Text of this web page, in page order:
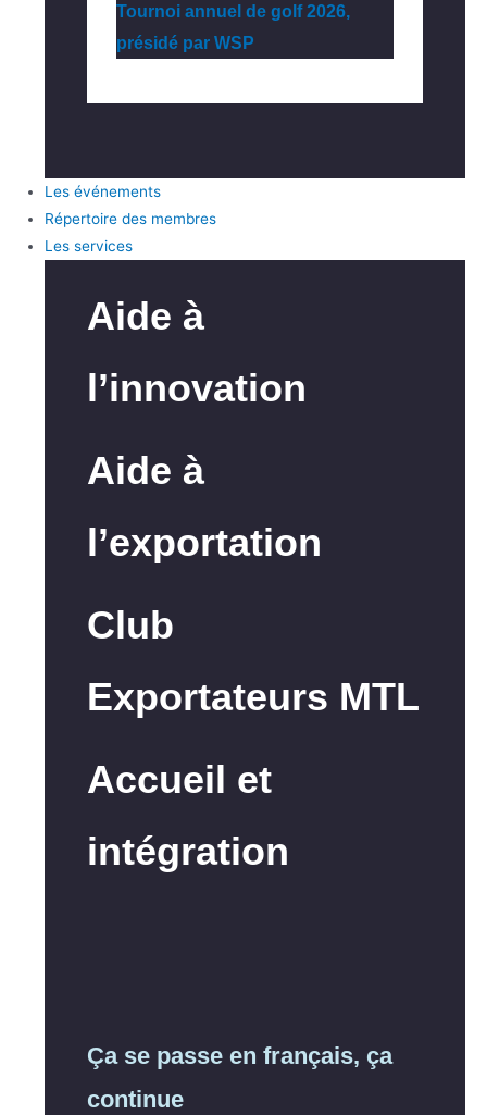
Tournoi annuel de golf 2026,
présidé par WSP
Les événements
Répertoire des membres
Les services
Aide à
l’innovation
Aide à
l’exportation
Club
Exportateurs MTL
Accueil et
intégration
Ça se passe en français, ça
continue